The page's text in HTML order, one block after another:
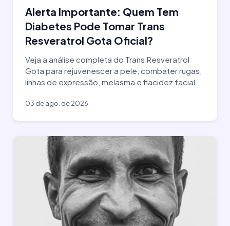
Alerta Importante: Quem Tem
Diabetes Pode Tomar Trans
Resveratrol Gota Oficial?
Veja a análise completa do Trans Resveratrol
Gota para rejuvenescer a pele, combater rugas,
linhas de expressão, melasma e flacidez facial.
03 de ago. de 2026